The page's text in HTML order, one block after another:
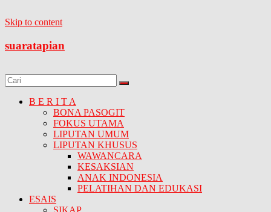
Skip to content
suaratapian
B E R I T A
BONA PASOGIT
FOKUS UTAMA
LIPUTAN UMUM
LIPUTAN KHUSUS
WAWANCARA
KESAKSIAN
ANAK INDONESIA
PELATIHAN DAN EDUKASI
ESAIS